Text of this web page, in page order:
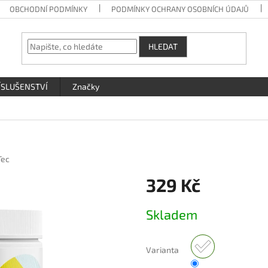
OBCHODNÍ PODMÍNKY PODMÍNKY OCHRANY OSOBNÍCH ÚDAJŮ
HLEDAT
Značky
329 Kč
cena:
Skladem
Varianta